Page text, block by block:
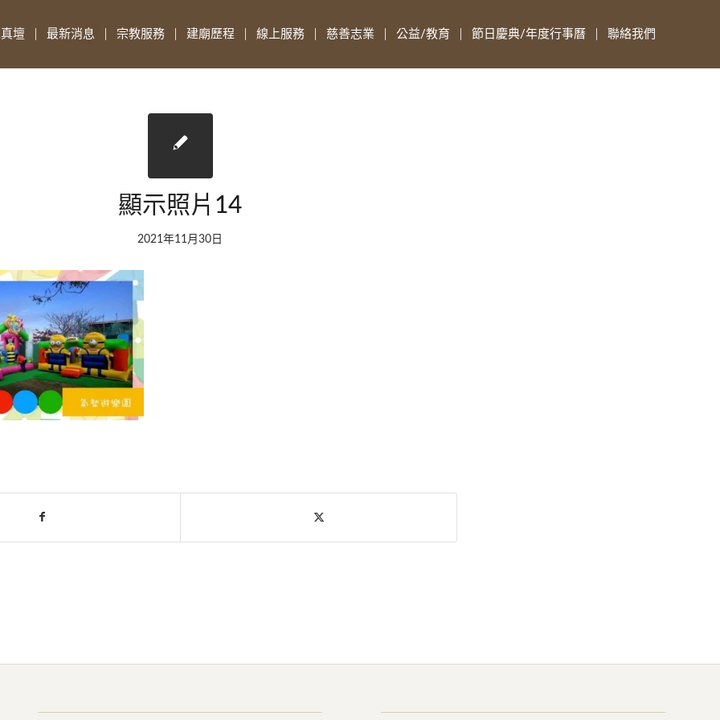
壇 最新消息 宗教服務 建廟歷程 線上服務 慈善志業 公益/教育 節日慶典/年度行事曆 聯絡我們
顯示照片14
2021年11月30日